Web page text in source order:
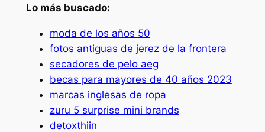
Lo más buscado:
moda de los años 50
fotos antiguas de jerez de la frontera
secadores de pelo aeg
becas para mayores de 40 años 2023
marcas inglesas de ropa
zuru 5 surprise mini brands
detoxthiin